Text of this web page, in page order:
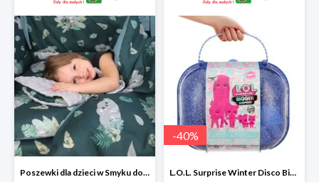
Poszewki dla dzieci w Smyku do -45%
-40%
L.O.L. Surprise Winter Disco Bigger Surprise Zestaw laleczek w walizce -40%